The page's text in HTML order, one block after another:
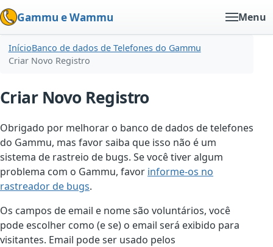
Gammu e Wammu Menu
InícioBanco de dados de Telefones do Gammu
Criar Novo Registro
Criar Novo Registro
Obrigado por melhorar o banco de dados de telefones
do Gammu, mas favor saiba que isso não é um
sistema de rastreio de bugs. Se você tiver algum
problema com o Gammu, favor informe-os no
rastreador de bugs.
Os campos de email e nome são voluntários, você
pode escolher como (e se) o email será exibido para
visitantes. Email pode ser usado pelos